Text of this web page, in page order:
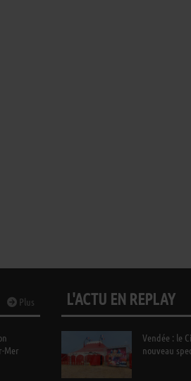
Plus
Mer
L'ACTU EN REPLAY
Vendée : le
nouveau